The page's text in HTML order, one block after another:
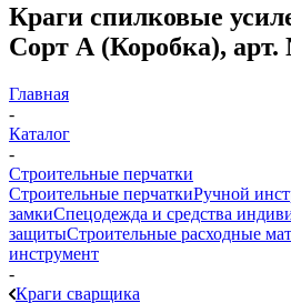
Краги спилковые
Сорт А (Коробка), арт.
Главная
-
Каталог
-
Строительные перчатки
Строительные перчаткиРучной
замкиСпецодежда и средства
защитыСтроительные расходные
инструмент
-
Краги сварщика